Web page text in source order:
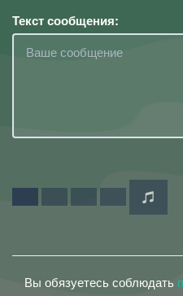
Текст сообщения:
Вы обязуетесь соблюдать